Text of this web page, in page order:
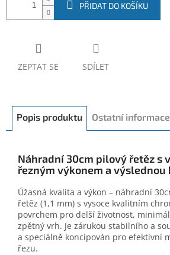
PŘIDAT DO KOŠÍKU
ZEPTAT SE SDÍLET
Popis produktu Ostatní informace
Náhradní 30cm pilový řetěz s
řezným výkonem a
Úžasná kvalita a výkon – náhradní
řetěz (1,1 mm) s vysoce kvalitním
povrchem pro delší životnost,
zpětný vrh. Je zárukou stabilního a
a speciálně koncipován pro efektivní
řezu.